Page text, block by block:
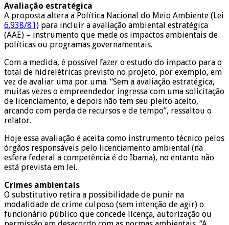
Avaliação estratégica
A proposta altera a Política Nacional do Meio Ambiente (Lei
6.938/81) para incluir a avaliação ambiental estratégica
(AAE) – instrumento que mede os impactos ambientais de
políticas ou programas governamentais.
Com a medida, é possível fazer o estudo do impacto para o
total de hidrelétricas previsto no projeto, por exemplo, em
vez de avaliar uma por uma. “Sem a avaliação estratégica,
muitas vezes o empreendedor ingressa com uma solicitação
de licenciamento, e depois não tem seu pleito aceito,
arcando com perda de recursos e de tempo”, ressaltou o
relator.
Hoje essa avaliação é aceita como instrumento técnico pelos
órgãos responsáveis pelo licenciamento ambiental (na
esfera federal a competência é do Ibama), no entanto não
está prevista em lei.
Crimes ambientais
O substitutivo retira a possibilidade de punir na
modalidade de crime culposo (sem intenção de agir) o
funcionário público que concede licença, autorização ou